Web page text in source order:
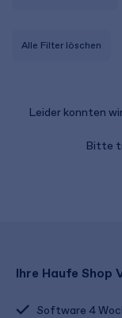
Alle Filter löschen
Leider konnten
Bitte
Ihre Haufe Shop
Software 4